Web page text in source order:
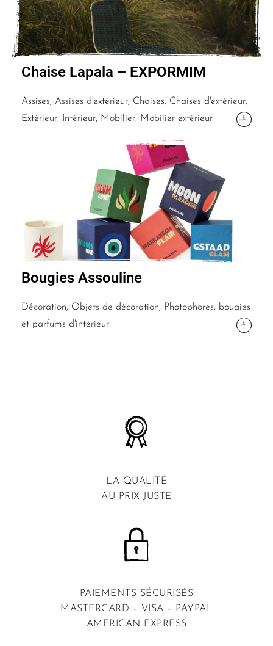
Chaise Lapala – EXPORMIM
Assises, Assises d'extérieur, Chaises, Chaises d'extérieur,
Extérieur, Intérieur, Mobilier, Mobilier extérieur
Bougies Assouline
Décoration, Objets de décoration, Photophores, bougies
et parfums d'intérieur
LA QUALITÉ
AU PRIX JUSTE
PAIEMENTS SÉCURISÉS
MASTERCARD – VISA – PAYPAL
AMERICAN EXPRESS